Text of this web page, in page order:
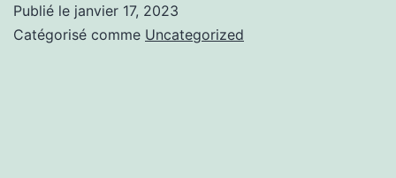
https://soclose.co
Publié le janvier 17, 2023
Catégorisé comme Uncategorized